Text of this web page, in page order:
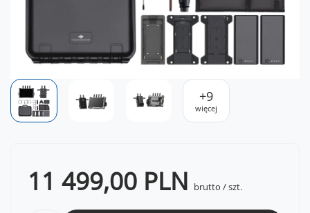
+9
więcej
11 499,00 PLN brutto /szt.